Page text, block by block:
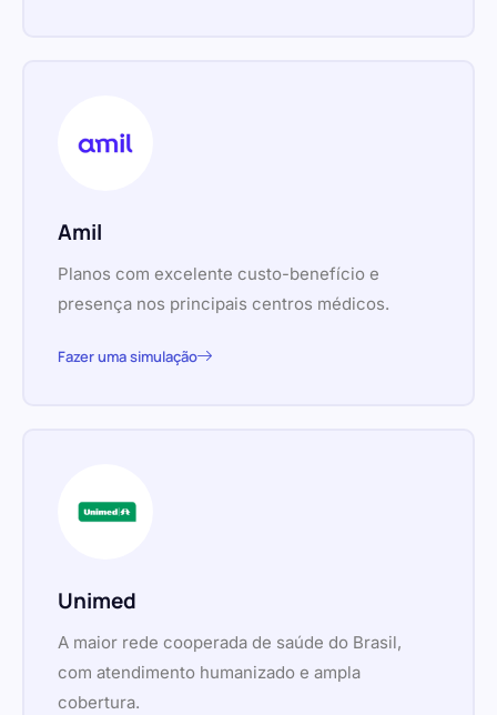
Amil
Planos com excelente custo-benefício e
presença nos principais centros médicos.
Fazer uma simulação
Unimed
A maior rede cooperada de saúde do Brasil,
com atendimento humanizado e ampla
cobertura.